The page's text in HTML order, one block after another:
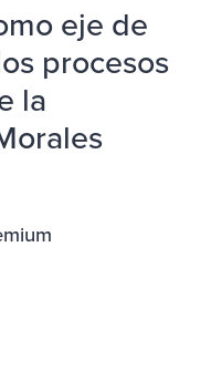
eje de
procesos
la